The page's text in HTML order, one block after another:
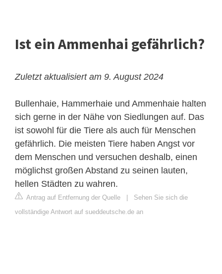
Ist ein Ammenhai gefährlich?
Zuletzt aktualisiert am 9. August 2024
Bullenhaie, Hammerhaie und Ammenhaie halten
sich gerne in der Nähe von Siedlungen auf. Das
ist sowohl für die Tiere als auch für Menschen
gefährlich. Die meisten Tiere haben Angst vor
dem Menschen und versuchen deshalb, einen
möglichst großen Abstand zu seinen lauten,
hellen Städten zu wahren.
Antrag auf Entfernung der Quelle
Sehen Sie sich die
vollständige Antwort auf sueddeutsche.de an